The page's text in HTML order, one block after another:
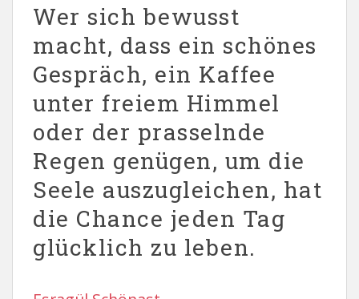
Wer sich bewusst
macht, dass ein schönes
Gespräch, ein Kaffee
unter freiem Himmel
oder der prasselnde
Regen genügen, um die
Seele auszugleichen, hat
die Chance jeden Tag
glücklich zu leben.